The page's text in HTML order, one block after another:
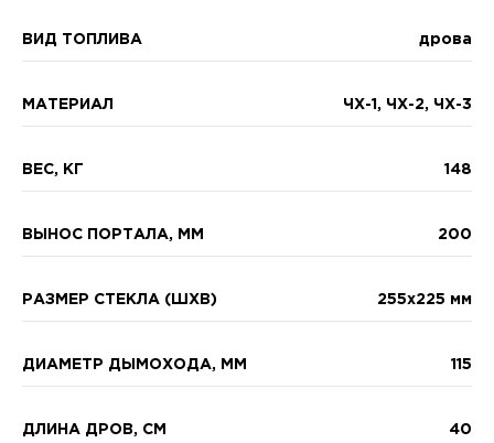
ВИД ТОПЛИВА дрова
МАТЕРИАЛ ЧХ-1, ЧХ-2, ЧХ-3
ВЕС, КГ 148
ВЫНОС ПОРТАЛА, ММ 200
РАЗМЕР СТЕКЛА (ШXВ) 255х225 мм
ДИАМЕТР ДЫМОХОДА, ММ 115
ДЛИНА ДРОВ, СМ 40